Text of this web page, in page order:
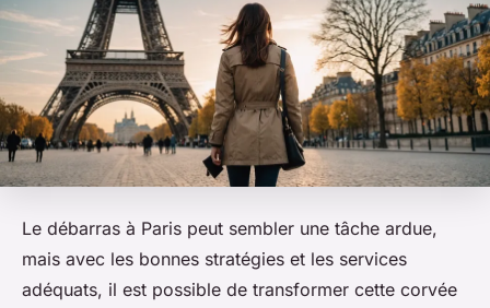
Le débarras à Paris peut sembler une tâche ardue,
mais avec les bonnes stratégies et les services
adéquats, il est possible de transformer cette corvée